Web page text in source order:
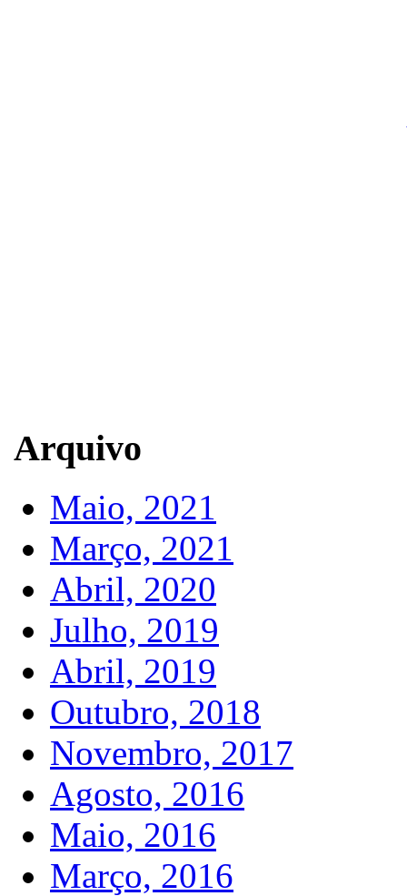
Arquivo
Maio, 2021
Março, 2021
Abril, 2020
Julho, 2019
Abril, 2019
Outubro, 2018
Novembro, 2017
Agosto, 2016
Maio, 2016
Março, 2016